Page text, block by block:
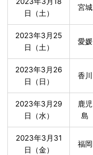
日（土）
宮城
2023年3月25
日（土）
愛媛
2023年3月26
日（日）
香川
2023年3月29
日（水）
鹿児
島
2023年3月31
日（金）
福岡